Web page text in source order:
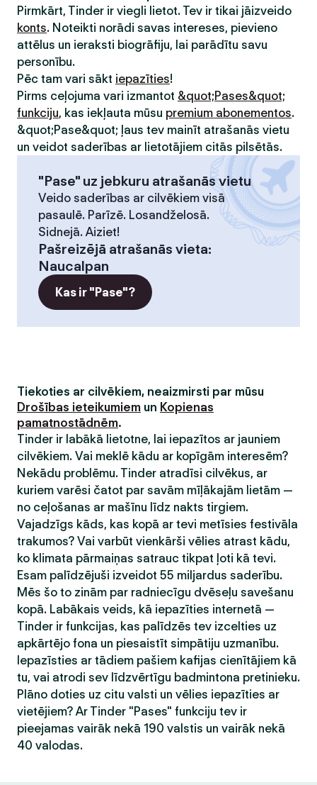
Pirmkārt, Tinder ir viegli lietot. Tev ir tikai jāizveido
konts. Noteikti norādi savas intereses, pievieno
attēlus un ieraksti biogrāfiju, lai parādītu savu
personību.
Pēc tam vari sākt iepazīties!
Pirms ceļojuma vari izmantot &quot;Pases&quot;
funkciju, kas iekļauta mūsu premium abonementos.
&quot;Pase&quot; ļaus tev mainīt atrašanās vietu
un veidot saderības ar lietotājiem citās pilsētās.
"Pase" uz jebkuru atrašanās vietu
Veido saderības ar cilvēkiem visā
pasaulē. Parīzē. Losandželosā.
Sidnejā. Aiziet!
Pašreizējā atrašanās vieta:
Naucalpan
Kas ir "Pase"?
Tiekoties ar cilvēkiem, neaizmirsti par mūsu
Drošības ieteikumiem un Kopienas
pamatnostādnēm.
Tinder ir labākā lietotne, lai iepazītos ar jauniem
cilvēkiem. Vai meklē kādu ar kopīgām interesēm?
Nekādu problēmu. Tinder atradīsi cilvēkus, ar
kuriem varēsi čatot par savām mīļākajām lietām —
no ceļošanas ar mašīnu līdz nakts tirgiem.
Vajadzīgs kāds, kas kopā ar tevi metīsies festivāla
trakumos? Vai varbūt vienkārši vēlies atrast kādu,
ko klimata pārmaiņas satrauc tikpat ļoti kā tevi.
Esam palīdzējuši izveidot 55 miljardus saderību.
Mēs šo to zinām par radniecīgu dvēseļu savešanu
kopā. Labākais veids, kā iepazīties internetā —
Tinder ir funkcijas, kas palīdzēs tev izcelties uz
apkārtējo fona un piesaistīt simpātiju uzmanību.
Iepazīsties ar tādiem pašiem kafijas cienītājiem kā
tu, vai atrodi sev līdzvērtīgu badmintona pretinieku.
Plāno doties uz citu valsti un vēlies iepazīties ar
vietējiem? Ar Tinder "Pases" funkciju tev ir
pieejamas vairāk nekā 190 valstis un vairāk nekā
40 valodas.